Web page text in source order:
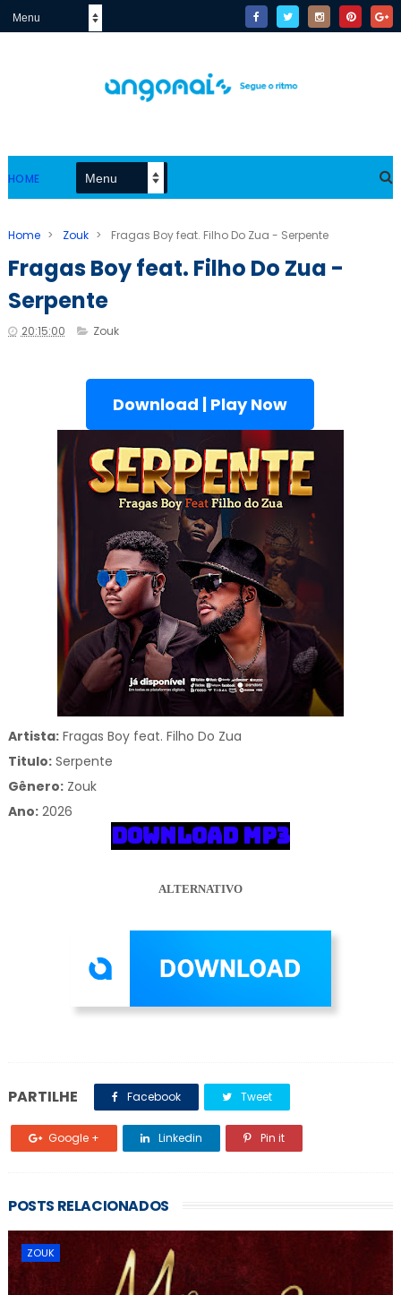
HOME
Home > Zouk > Fragas Boy feat. Filho Do Zua - Serpente
Fragas Boy feat. Filho Do Zua -
Serpente
20:15:00 Zouk
Download | Play Now
Artista:Fragas Boy feat. Filho Do Zua
Titulo:Serpente
Gênero: Zouk
Ano:2026
DOWNLOAD MP3
ALTERNATIVO
PARTILHE Facebook Tweet
Google + Linkedin Pin it
POSTS RELACIONADOS
ZOUK